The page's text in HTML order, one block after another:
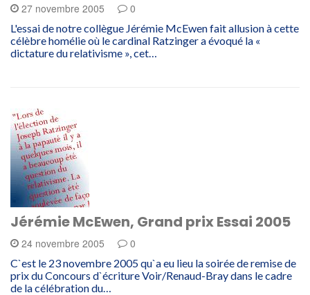
27 novembre 2005 0
L'essai de notre collègue Jérémie McEwen fait allusion à cette
célèbre homélie où le cardinal Ratzinger a évoqué la «
dictature du relativisme », cet…
Jérémie McEwen, Grand prix Essai 2005
24 novembre 2005 0
C`est le 23 novembre 2005 qu`a eu lieu la soirée de remise de
prix du Concours d`écriture Voir/Renaud-Bray dans le cadre
de la célébration du…